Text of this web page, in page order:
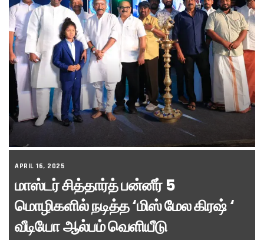
APRIL 16, 2025
மாஸ்டர் சித்தார்த் பன்னீர் 5
மொழிகளில் நடித்த ‘மிஸ் மேல கிரஷ் ‘
வீடியோ ஆல்பம் வெளியீடு